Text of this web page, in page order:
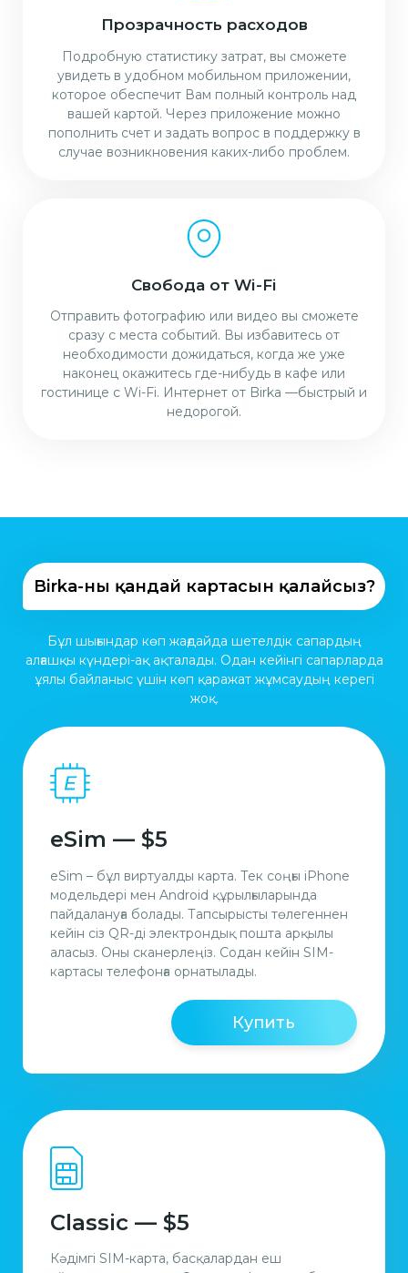
Прозрачность расходов
Подробную статистику затрат, вы сможете
увидеть в удобном мобильном приложении,
которое обеспечит Вам полный контроль над
вашей картой. Через приложение можно
пополнить счет и задать вопрос в поддержку в
случае возникновения каких-либо проблем.
Свобода от Wi-Fi
Отправить фотографию или видео вы сможете
сразу с места событий. Вы избавитесь от
необходимости дожидаться, когда же уже
наконец окажитесь где-нибудь в кафе или
гостинице с Wi-Fi. Интернет от Birka —быстрый и
недорогой.
Birka-ның қандай картасын қалайсыз?
Бұл шығындар көп жағдайда шетелдік сапардың
алғашқы күндері-ақ ақталады. Одан кейінгі сапарларда
ұялы байланыс үшін көп қаражат жұмсаудың керегі
жоқ.
eSim — $5
eSim – бұл виртуалды карта. Тек соңғы iPhone
модельдері мен Android құрылғыларында
пайдалануға болады. Тапсырысты төлегеннен
кейін сіз QR-ді электрондық пошта арқылы
аласыз. Оны сканерлеңіз. Содан кейiн SIM-
картасы телефонға орнатылады.
Купить
Classic — $5
Кәдімгі SIM-карта, басқалардан еш